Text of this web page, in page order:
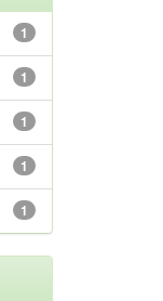
1
1
1
1
1